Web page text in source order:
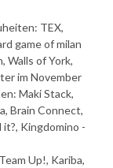
TEX,
game of milan
Walls of York,
im November
Maki Stack,
Brain Connect,
it?, Kingdomino -
Up!, Kariba,